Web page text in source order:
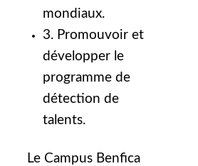
mondiaux.
3. Promouvoir et
développer le
programme de
détection de
talents.
Le Campus Benfica